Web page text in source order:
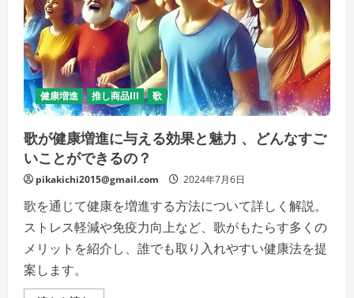
策
し
て
健
康
な
夏
を
過
ご
そ
の
詳
細
を
ご
く
だ
さ
い
健康増進 推し商品III 歌
歌が健康増進に与える効果と魅力 、どんなすご
いことができるの？
pikakichi2015@gmail.com 2024年7月6日
歌を通じて健康を増進する方法について詳しく解説。
ストレス軽減や免疫力向上など、歌がもたらす多くの
メリットを紹介し、誰でも取り入れやすい健康法を提
案します。